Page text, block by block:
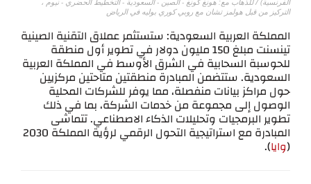
التركيز من قبل هولمز تشان مع روبي كوري بوليه في الرياض
المملكة العربية السعودية: ستستثمر عملاق التقنية الصينية
تينسنت مبلغ 150 مليون دولار في تطوير أول منطقة
للحوسبة السحابية في الشرق الأوسط في المملكة العربية
السعودية. ستتضمن المبادرة منطقتين متاحتين مركزيين
حول مراكز بيانات منفصلة، مما يوفر للشركات المحلية
الوصول إلى مجموعة من خدمات الشركة، بما في ذلك
تطوير البرمجيات وتحليلات الذكاء الاصطناعي. تتماشى
المبادرة مع استراتيجية التحول الرقمي لرؤية المملكة 2030
(وايا).